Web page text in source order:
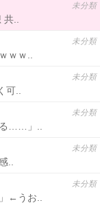
未分類
..
未分類
ｗｗ..
未分類
..
未分類
……」..
未分類
..
未分類
←うお..